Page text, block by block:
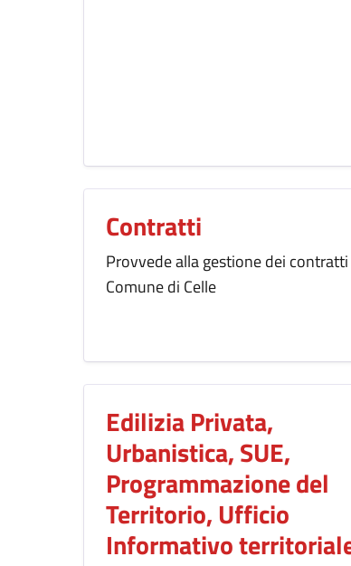
Contratti
Provvede alla gestione dei
Comune di Celle
Edilizia Privata,
Urbanistica, SUE,
Programmazione del
Territorio, Ufficio
Informativo